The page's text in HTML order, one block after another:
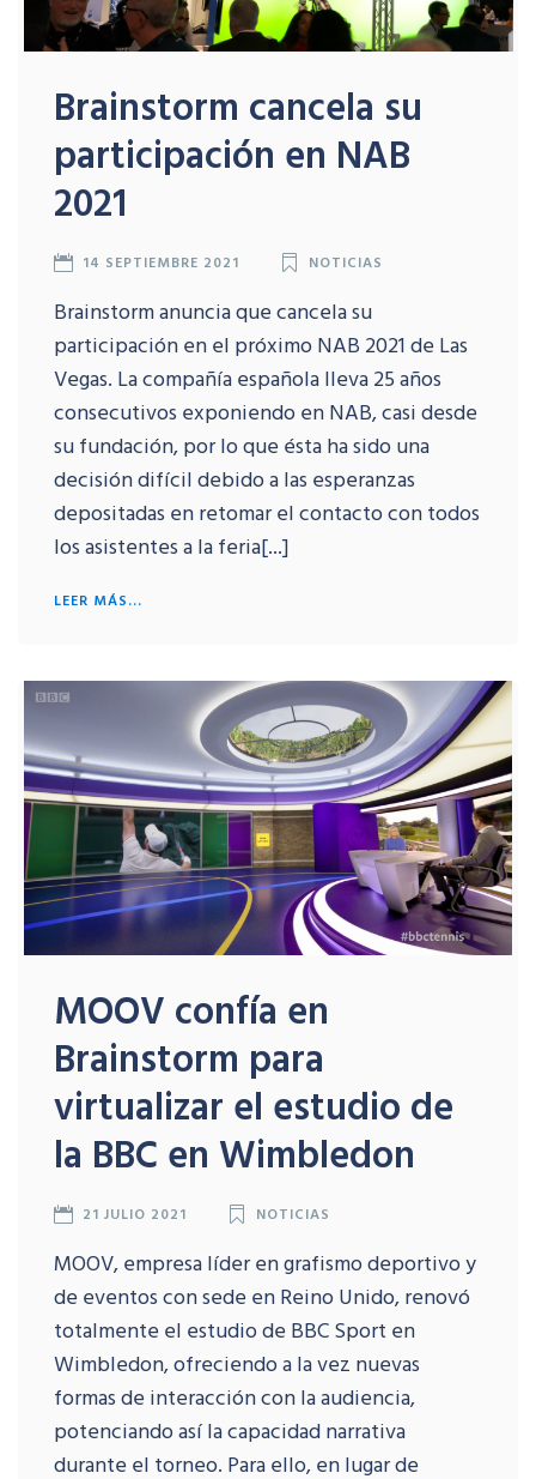
Brainstorm cancela su
participación en NAB
2021
14 SEPTIEMBRE 2021 NOTICIAS
Brainstorm anuncia que cancela su
participación en el próximo NAB 2021 de Las
Vegas. La compañía española lleva 25 años
consecutivos exponiendo en NAB, casi desde
su fundación, por lo que ésta ha sido una
decisión difícil debido a las esperanzas
depositadas en retomar el contacto con todos
los asistentes a la feria[...]
LEER MÁS...
MOOV confía en
Brainstorm para
virtualizar el estudio de
la BBC en Wimbledon
21 JULIO 2021 NOTICIAS
MOOV, empresa líder en grafismo deportivo y
de eventos con sede en Reino Unido, renovó
totalmente el estudio de BBC Sport en
Wimbledon, ofreciendo a la vez nuevas
formas de interacción con la audiencia,
potenciando así la capacidad narrativa
durante el torneo. Para ello, en lugar de